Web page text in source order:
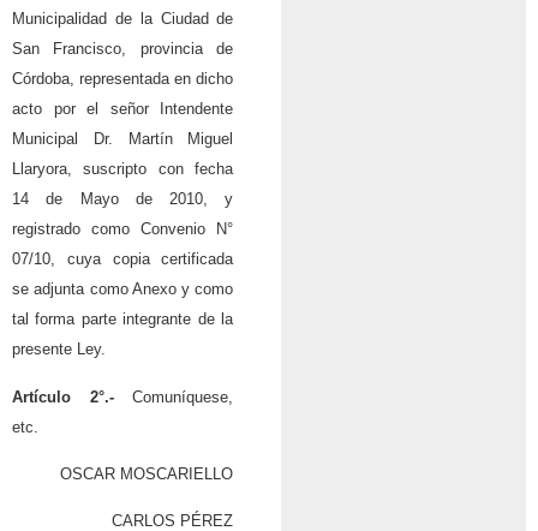
Municipalidad de la Ciudad de
San Francisco, provincia de
Córdoba, representada en dicho
acto por el señor Intendente
Municipal Dr. Martín Miguel
Llaryora, suscripto con fecha
14 de Mayo de 2010, y
registrado como Convenio N°
07/10, cuya copia certificada
se adjunta como Anexo y como
tal forma parte integrante de la
presente Ley.
Artículo 2°.-Comuníquese,
etc.
OSCAR MOSCARIELLO
CARLOS PÉREZ